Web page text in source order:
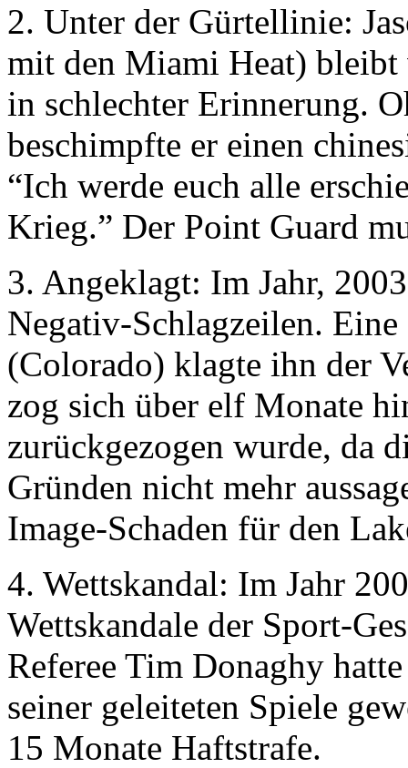
2. Unter der Gürtellinie:
mit den Miami Heat) bleibt
in schlechter Erinnerung.
beschimpfte er einen
“Ich werde euch alle
Krieg.” Der Point Guard
3. Angeklagt: Im Jahr,
Negativ-Schlagzeilen.
(Colorado) klagte ihn der
zog sich über elf Monate
zurückgezogen wurde, da
Gründen nicht mehr
Image-Schaden für den
4. Wettskandal: Im Jahr
Wettskandale der Sport-
Referee Tim Donaghy
seiner geleiteten Spiele
15 Monate Haftstrafe.